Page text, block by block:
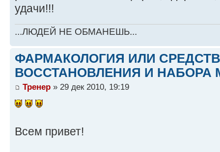
удачи!!!
...ЛЮДЕЙ НЕ ОБМАНЕШЬ...
ФАРМАКОЛОГИЯ ИЛИ
ВОССТАНОВЛЕНИЯ И НАБОРА
Тренер » 29 дек 2010, 19:19
Всем привет!